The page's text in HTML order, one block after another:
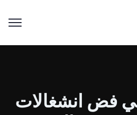
فض انشغالات